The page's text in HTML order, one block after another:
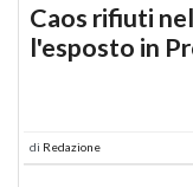
Caos rifiuti
l'esposto in
di Redazione